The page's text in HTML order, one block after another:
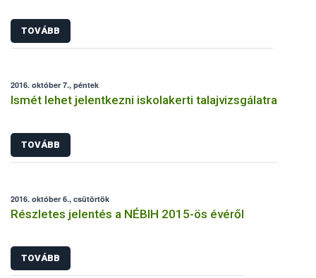
TOVÁBB
2016. október 7., péntek
Ismét lehet jelentkezni iskolakerti talajvizsgálatra
TOVÁBB
2016. október 6., csütörtök
Részletes jelentés a NÉBIH 2015-ös évéről
TOVÁBB